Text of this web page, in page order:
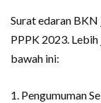
Surat edaran
PPPK 2023.
bawah ini:
1. Pengumuman